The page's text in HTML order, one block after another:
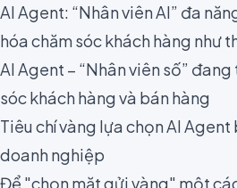
AI Agent: “Nhân viên AI” đa
hóa chăm sóc khách hàng như
AI Agent – “Nhân viên số”
sóc khách hàng và bán hàng
Tiêu chí vàng lựa chọn AI
doanh nghiệp
Để "chọn mặt gửi vàng" một